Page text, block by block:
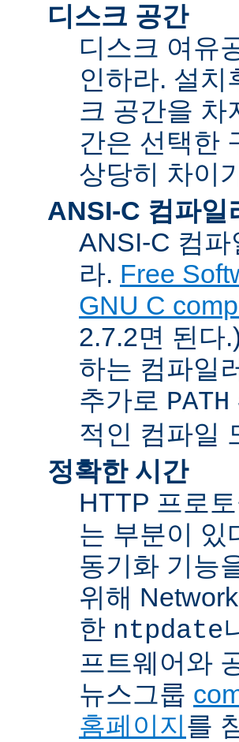
디스크 공간
디스크 여유
인하라. 설치
크 공간을 차
간은 선택한
상당히 차이
ANSI-C 컴파일
ANSI-C 컴
라. Free
GNU C
2.7.2면 된다
하는 컴파일
추가로 PATH
적인 컴파일
정확한 시간
HTTP 프로
는 부분이 있
동기화 기능
위해
한 ntpdate
프트웨어와
뉴스그룹
홈페이지를